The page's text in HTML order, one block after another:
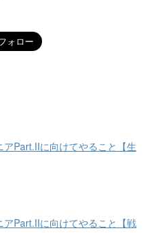
アPart.IIに向けてやること【生
アPart.IIに向けてやること【戦